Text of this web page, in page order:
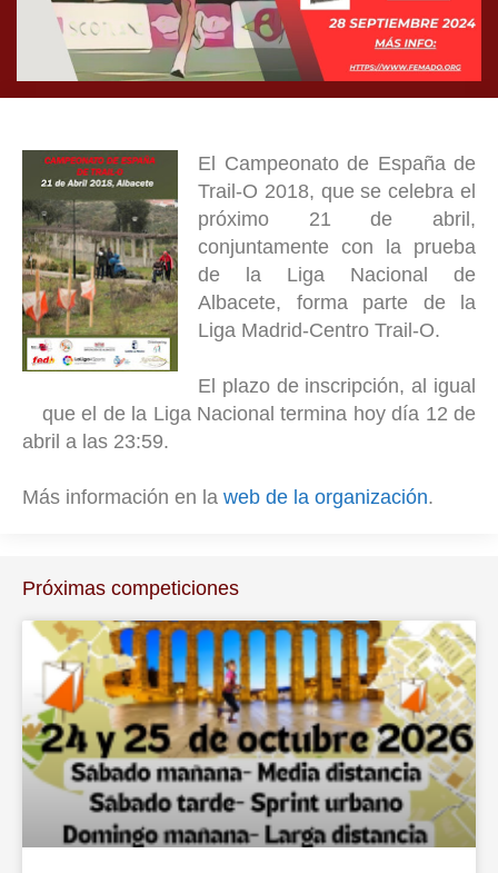
El Campeonato de España de
Trail-O 2018, que se celebra el
próximo 21 de abril,
conjuntamente con la prueba
de la Liga Nacional de
Albacete, forma parte de la
Liga Madrid-Centro Trail-O.
El plazo de inscripción, al igual
que el de la Liga Nacional termina hoy día 12 de
abril a las 23:59.
Más información en la web de la organización.
Próximas competiciones